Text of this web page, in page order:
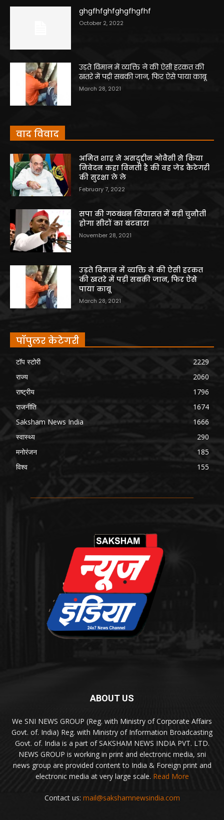
ghgfhfghfghgfhgfhf
October 2, 2022
उड़ते विमान में व्यक्ति ने की ऐसी हरकत की
खतरे में पड़ी सबकी जान, फिर ऐसे पाया काबू
March 28, 2021
वाद विवाद
अमित शाह ने असदुद्दीन ओवैसी से किया
निवेदन कहा विनती है की वह जेड कैटेगरी
की सुरक्षा ले ले
February 7, 2022
सपा की गठबंधन सियासत में बड़ी चुनौती
होगा सीटों का बंटवारा
November 28, 2021
उड़ते विमान में व्यक्ति ने की ऐसी हरकत
की खतरे में पड़ी सबकी जान, फिर ऐसे
पाया काबू
March 28, 2021
पॉपुलर केटेगरी
टॉप स्टोरी
2229
राज्य
2060
राष्ट्रीय
1796
राजनीति
1674
Saksham News India
1666
स्वास्थ्य
290
मनोरंजन
185
विश्व
155
ABOUT US
We SNI NEWS GROUP (Reg. with Ministry of Corporate Affairs
Govt. of. India) Reg. with Ministry of Information Broadcasting
Govt. of. India is a part of SAKSHAM NEWS INDIA PVT. LTD.
NEWS GROUP is working in print and electronic media, sni
news group are provided content to India & Foreign print and
electronic media at very large scale. Read More
Contact us: mail@sakshamnewsindia.com